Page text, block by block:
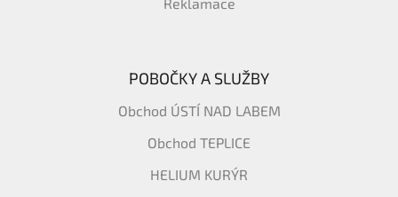
POBOČKY A SLUŽBY
Obchod ÚSTÍ NAD LABEM
Obchod TEPLICE
HELIUM KURÝR